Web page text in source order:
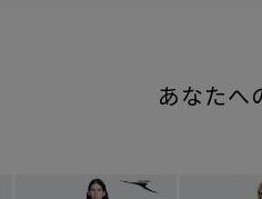
あなたへ